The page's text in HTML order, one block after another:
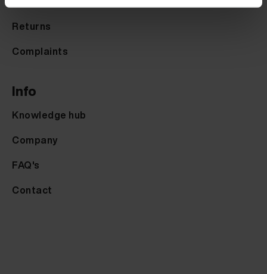
Returns
Complaints
Info
Knowledge hub
Company
FAQ's
Contact